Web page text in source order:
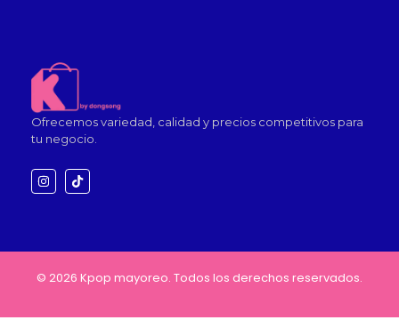
Ofrecemos variedad, calidad y precios competitivos para
tu negocio.
© 2026 Kpop mayoreo. Todos los derechos reservados.